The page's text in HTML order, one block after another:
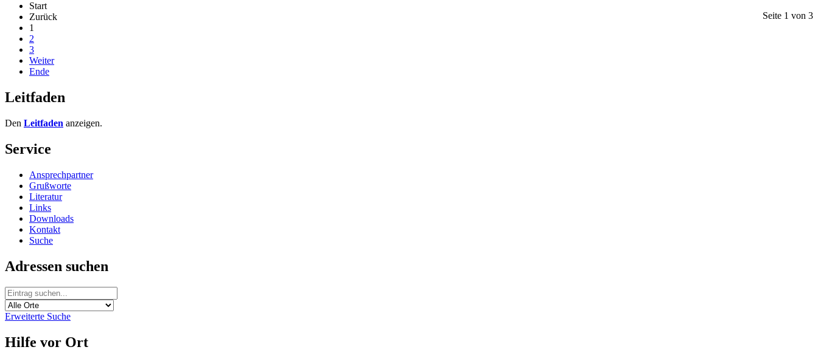
Seite 1 von 3
Start
Zurück
1
2
3
Weiter
Ende
Leitfaden
Den Leitfaden anzeigen.
Service
Ansprechpartner
Grußworte
Literatur
Links
Downloads
Kontakt
Suche
Adressen suchen
Erweiterte Suche
Hilfe vor Ort